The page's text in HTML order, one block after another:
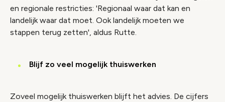
en regionale restricties: 'Regionaal waar dat kan en
landelijk waar dat moet. Ook landelijk moeten we
stappen terug zetten', aldus Rutte.
Blijf zo veel mogelijk thuiswerken
Zoveel mogelijk thuiswerken blijft het advies. De cijfers